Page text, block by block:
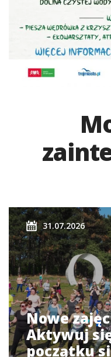
31.07.2026
Nowe
Aktywuj
początku